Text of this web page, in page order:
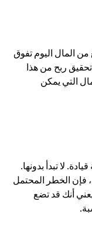
من المال اليوم تفوق
ربح من هذا
التي يمكن
لا تبدأ بدونها.
فإن الخطر المحتمل
أنك قد تضع